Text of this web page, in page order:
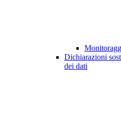
Dichiarazioni
dei dati